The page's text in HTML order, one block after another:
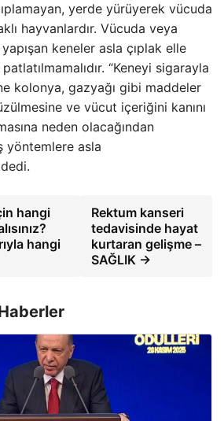
yerde yürüyerek vücuda
hayvanlardır. Vücuda veya
keneler asla çıplak elle
“Keneyi sigarayla
kolonya, gazyağı gibi maddeler
ve vücut içeriğini kanını
neden olacağından
yöntemlere asla
hangi
hangi
Rektum kanseri
tedavisinde hayat
kurtaran gelişme –
SAĞLIK →